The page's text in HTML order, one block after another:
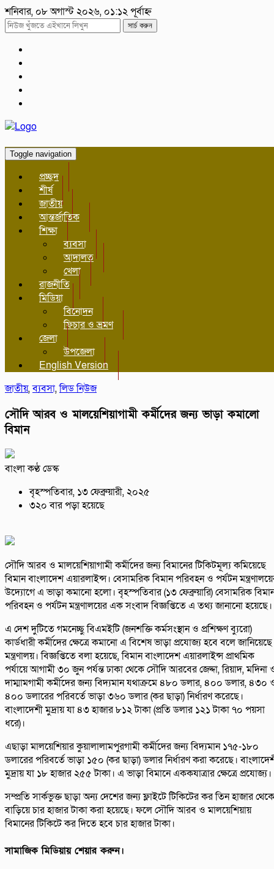
শনিবার, ০৮ অগাস্ট ২০২৬, ০১:১২ পূর্বাহ্ন
সার্চ করুন
Toggle navigation
প্রচ্ছদ
শীর্ষ
জাতীয়
আন্তর্জাতিক
শিক্ষা
ব্যবসা
আদালত
খেলা
রাজনীতি
মিডিয়া
বিনোদন
ফিচার ও ভ্রমণ
জেলা
উপজেলা
English Version
জাতীয়,ব্যবসা,লিড নিউজ
সৌদি আরব ও মালয়েশিয়াগামী কর্মীদের জন্য ভাড়া কমালো
বিমান
বাংলা কণ্ঠ ডেস্ক
বৃহস্পতিবার, ১৩ ফেব্রুয়ারী, ২০২৫
৩২০ বার পড়া হয়েছে
সৌদি আরব ও মালয়েশিয়াগামী কর্মীদের জন্য বিমানের টিকিটমূল্য কমিয়েছে
বিমান বাংলাদেশ এয়ারলাইন্স। বেসামরিক বিমান পরিবহন ও পর্যটন
উদ্যোগে এ ভাড়া কমানো হলো। বৃহস্পতিবার (১৩ ফেব্রুয়ারি) বেসামরিক
পরিবহন ও পর্যটন মন্ত্রণালয়ের এক সংবাদ বিজ্ঞপ্তিতে এ তথ্য জানানো হয়েছে।
এ দেশ দুটিতে গমনেচ্ছু বিএমইটি (জনশক্তি কর্মসংস্থান ও প্রশিক্ষণ ব্যুরো)
কার্ডধারী কর্মীদের ক্ষেত্রে কমানো এ বিশেষ ভাড়া প্রযোজ্য হবে বলে জানিয়েছে
মন্ত্রণালয়। বিজ্ঞপ্তিতে বলা হয়েছে, বিমান বাংলাদেশ এয়ারলাইন্স প্রাথমিক
পর্যায়ে আগামী ৩০ জুন পর্যন্ত ঢাকা থেকে সৌদি আরবের জেদ্দা, রিয়াদ, মদিনা
দাম্মামগামী কর্মীদের জন্য বিদ্যমান যথাক্রমে ৪৮০ ডলার, ৪০০ ডলার, ৪৩০
৪০০ ডলারের পরিবর্তে ভাড়া ৩৬০ ডলার (কর ছাড়া) নির্ধারণ করেছে।
বাংলাদেশী মুদ্রায় যা ৪৩ হাজার ৮১২ টাকা (প্রতি ডলার ১২১ টাকা ৭০ পয়সা
ধরে)।
এছাড়া মালয়েশিয়ার কুয়ালালামপুরগামী কর্মীদের জন্য বিদ্যমান ১৭৫-১৮০
ডলারের পরিবর্তে ভাড়া ১৫০ (কর ছাড়া) ডলার নির্ধারণ করা করেছে।
মুদ্রায় যা ১৮ হাজার ২৫৫ টাকা। এ ভাড়া বিমানে এককযাত্রার ক্ষেত্রে প্রযোজ্য।
সম্প্রতি সার্কভুক্ত ছাড়া অন্য দেশের জন্য ফ্লাইটে টিকিটের কর তিন হাজার থেকে
বাড়িয়ে চার হাজার টাকা করা হয়েছে। ফলে সৌদি আরব ও মালয়েশিয়ায়
বিমানের টিকিটে কর দিতে হবে চার হাজার টাকা।
সামাজিক মিডিয়ায় শেয়ার করুন।